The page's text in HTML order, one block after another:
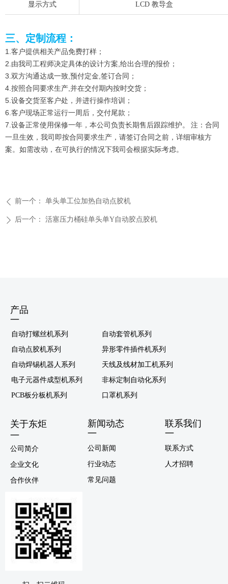
显示方式 LCD 教导盒
三、定制流程：
1.客户提供相关产品免费打样；
2.由我司工程师决定具体的设计方案,给出合理的报价；
3.双方沟通达成一致,预付定金,签订合同；
4.按照合同要求生产,并在交付期内按时交货；
5.设备交货至客户处，并进行操作培训；
6.客户现场正常运行一周后，交付尾款；
7.设备正常使用保修一年，本公司负责长期售后跟踪维护。 注：合同
一旦生效，我司即按合同要求生产，请签订合同之前，详细审核方
案。如需改动，在可执行的情况下我司会根据实际考虑。
ꄴ 前一个： 单头单工位加热自动点胶机
ꄲ 后一个： 活塞压力桶硅单头单Y自动胶点胶机
公司简介
企业文化
合作伙伴
关于东炬
—
公司新闻
行业动态
常见问题
新闻动态
—
联系方式
人才招聘
联系我们
—
自动打螺丝机系列
自动点胶机系列
自动焊锡机器人系列
电子元器件成型机系列
PCB板分板机系列
产品
—
自动套管机系列
异形零件插件机系列
天线及线材加工机系列
非标定制自动化系列
口罩机系列